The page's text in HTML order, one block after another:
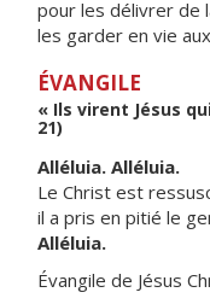
pour les délivrer de
les garder en vie
ÉVANGILE
« Ils virent Jésus
21)
Alléluia. Alléluia.
Le Christ est
il a pris en pitié le
Alléluia.
Évangile de Jésus